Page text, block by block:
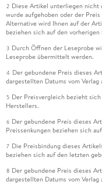
2 Diese Artikel unterliegen nicht
wurde aufgehoben oder der
Alternative wird Ihnen auf der
beziehen sich auf den vorherigen
3 Durch Öffnen der Leseprobe
Leseprobe übermittelt werden.
4 Der gebundene Preis dieses
dargestellten Datums vom Verlag
5 Der Preisvergleich bezieht
Herstellers.
6 Der gebundene Preis dieses
Preissenkungen beziehen sich
7 Die Preisbindung dieses
beziehen sich auf den letzten
8 Der gebundene Preis dieses
dargestellten Datums vom Verlag